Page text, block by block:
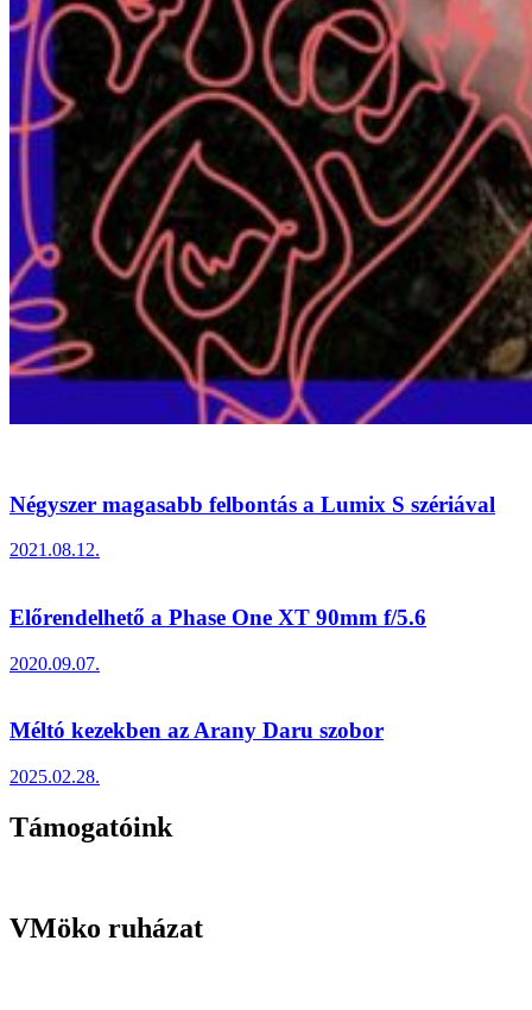
Négyszer magasabb felbontás a Lumix S szériával
2021.08.12.
Előrendelhető a Phase One XT 90mm f/5.6
2020.09.07.
Méltó kezekben az Arany Daru szobor
2025.02.28.
Támogatóink
VMöko ruházat